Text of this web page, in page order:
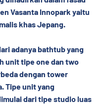
Vasanta Innopark yaitu
khas Jepang.
adanya bathtub yang
unit tipe one dan two
dengan tower
Tipe unit yang
dari tipe studio luas